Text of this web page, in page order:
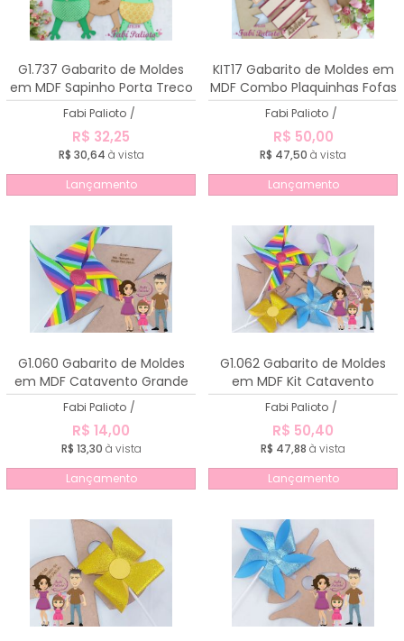
G1.737 Gabarito de Moldes
em MDF Sapinho Porta Treco
Fabi Palioto /
R$ 32,25
R$ 30,64 à vista
Lançamento
KIT17 Gabarito de Moldes em
MDF Combo Plaquinhas Fofas
1, 2 e 3
Fabi Palioto /
R$ 50,00
R$ 47,50 à vista
Lançamento
G1.060 Gabarito de Moldes
em MDF Catavento Grande
mod. 2
Fabi Palioto /
R$ 14,00
R$ 13,30 à vista
Lançamento
G1.062 Gabarito de Moldes
em MDF Kit Catavento
Grande ( Modelos 1, 2, 3 e 4)
Fabi Palioto /
R$ 50,40
R$ 47,88 à vista
Lançamento